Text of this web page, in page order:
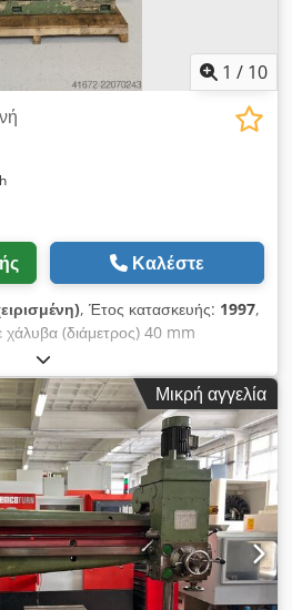
1 / 10
Καλέστε
, Έτος κατασκευής: 1997,
(διάμετρος) 40 mm
χυτοσίδηρο 60 mm Βραχίονας 1250
Κώνος Morse MK 5 Διαδρομή
λειτουργίας 400 V Μέγ. /
425-1400 mm Dedszbu Udspfx Ai
300 mm Απόσταση άξονα /
300-1320 mm Κάθετη ρύθμιση
πλάκα 1200 x 640 mm Περιοχή
μοίρες Απαιτούμενος χώρος περ.
– σύστημα παλέτας 2600 kg
Μικρή αγγελία